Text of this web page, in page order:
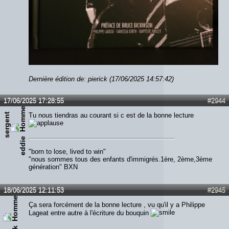
Dernière édition de: pierick (17/06/2025 14:57:42)
#2944
17/06/2025 17:28:55
s
e
r
g
e
n
t
e
d
d
i
e
Tu nous tiendras au courant si c est de la bonne lecture
"born to lose, lived to win"
"nous sommes tous des enfants d'immigrés.1ère, 2ème,3ème
génération" BXN
#2945
18/06/2025 12:11:53
Ça sera forcément de la bonne lecture , vu qu'il y a Philippe
Lageat entre autre à l'écriture du bouquin